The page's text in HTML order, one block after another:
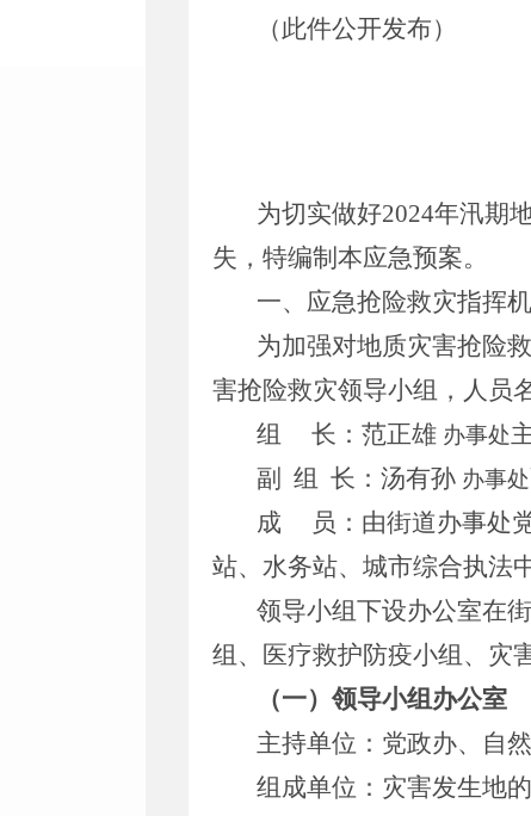
（此件公开发布）
为切实做好2024年汛期
失，特编制本应急预案。
一、应急抢险救灾指挥
为加强对地质灾害抢险
害抢险救灾领导小组，人员
组 长：范正雄 办事处
副 组 长：汤有孙 办事处
成 员：由街道办事处
站、水务站、城市综合执法
领导小组下设办公室在
组、医疗救护防疫小组、灾
（一）领导小组办公室
主持单位：党政办、自
组成单位：灾害发生地